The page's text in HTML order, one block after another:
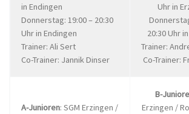
in Endingen
Donnerstag: 19:00 – 20:30
Uhr in Endingen
Trainer: Ali Sert
Co-Trainer: Jannik Dinser
Uhr in
20:30 Uhr
Trainer:
Co-Trainer:
A-Junioren: SGM Erzingen /
B-
Erzingen /